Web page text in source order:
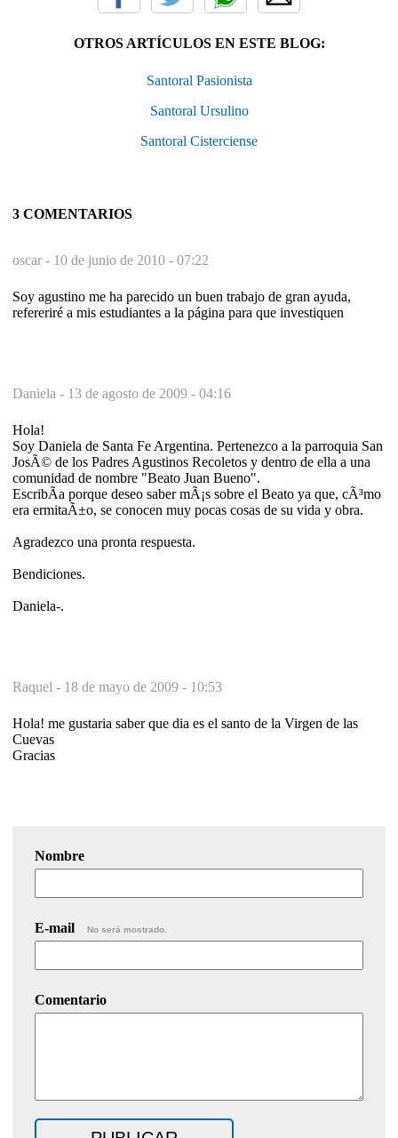
OTROS ARTÍCULOS EN ESTE BLOG:
Santoral Pasionista
Santoral Ursulino
Santoral Cisterciense
3 COMENTARIOS
oscar - 10 de junio de 2010 - 07:22
Soy agustino me ha parecido un buen trabajo de gran ayuda,
refereriré a mis estudiantes a la página para que investiquen
Daniela - 13 de agosto de 2009 - 04:16
Hola!
Soy Daniela de Santa Fe Argentina. Pertenezco a la parroquia San
JosÃ© de los Padres Agustinos Recoletos y dentro de ella a una
comunidad de nombre "Beato Juan Bueno".
EscribÃ­a porque deseo saber mÃ¡s sobre el Beato ya que, cÃ³mo
era ermitaÃ±o, se conocen muy pocas cosas de su vida y obra.
Agradezco una pronta respuesta.
Bendiciones.
Daniela-.
Raquel - 18 de mayo de 2009 - 10:53
Hola! me gustaria saber que dia es el santo de la Virgen de las
Cuevas
Gracias
Nombre
E-mail No será mostrado.
Comentario